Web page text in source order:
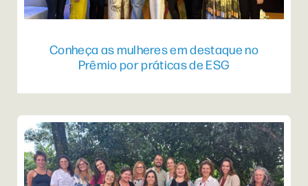
Conheça as mulheres em destaque no
Prêmio por práticas de ESG